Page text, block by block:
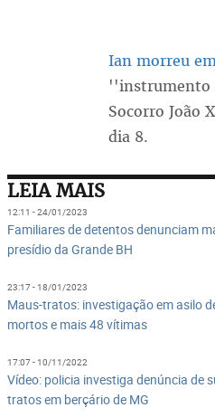
Ian morreu
''instrumento
Socorro João
dia 8.
LEIA MAIS
12:11 - 24/01/2023
Familiares de detentos denunciam
presídio da Grande BH
23:17 - 18/01/2023
Maus-tratos: investigação em asilo
mortos e mais 48 vítimas
17:07 - 10/11/2022
Vídeo: policia investiga denúncia de
tratos em berçário de MG